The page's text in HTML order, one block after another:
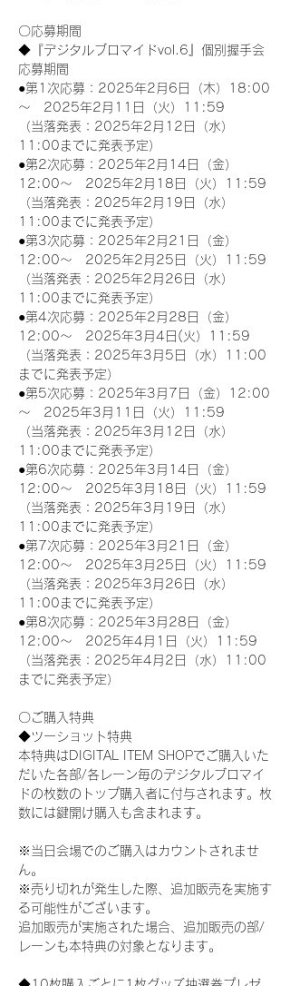
〇応募期間
◆『デジタルブロマイドvol.6』個別握手会
応募期間
●第1次応募：2025年2月6日（木）18:00
～　2025年2月11日（火）11:59
（当落発表：2025年2月12日（水）
11:00までに発表予定）
●第2次応募：2025年2月14日（金）
12:00～　2025年2月18日（火）11:59
（当落発表：2025年2月19日（水）
11:00までに発表予定）
●第3次応募：2025年2月21日（金）
12:00～　2025年2月25日（火）11:59
（当落発表：2025年2月26日（水）
11:00までに発表予定）
●第4次応募：2025年2月28日（金）
12:00～　2025年3月4日(火）11:59
（当落発表：2025年3月5日（水）11:00
までに発表予定）
●第5次応募：2025年3月7日（金）12:00
～　2025年3月11日（火）11:59
（当落発表：2025年3月12日（水）
11:00までに発表予定）
●第6次応募：2025年3月14日（金）
12:00～　2025年3月18日（火）11:59
（当落発表：2025年3月19日（水）
11:00までに発表予定）
●第7次応募：2025年3月21日（金）
12:00～　2025年3月25日（火）11:59
（当落発表：2025年3月26日（水）
11:00までに発表予定）
●第8次応募：2025年3月28日（金）
12:00～　2025年4月1日（火）11:59
（当落発表：2025年4月2日（水）11:00
までに発表予定）
〇ご購入特典
◆ツーショット特典
本特典はDIGITAL ITEM SHOPでご購入いた
だいた各部/各レーン毎のデジタルブロマイ
ドの枚数のトップ購入者に付与されます。枚
数には鍵開け購入も含まれます。
※当日会場でのご購入はカウントされませ
ん。
※売り切れが発生した際、追加販売を実施す
る可能性がございます。
追加販売が実施された場合、追加販売の部/
レーンも本特典の対象となります。